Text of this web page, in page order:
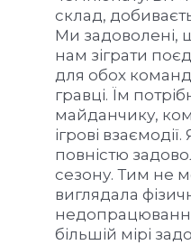
склад,
Ми задоволені,
нам зіграти
для обох
гравці. Їм
майданчику,
ігрові
повністю
сезону. Тим не
виглядала
більшій мірі